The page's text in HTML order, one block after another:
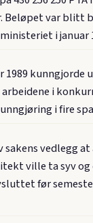
Beløpet var blitt
i januar
1989 kunngjorde
i
i fire
sakens vedlegg
ville ta syv og
før